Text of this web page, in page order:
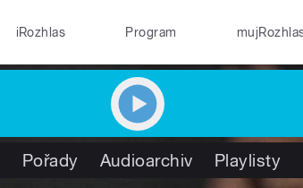
iRozhlas Program
Pořady Audioarchiv Playlisty